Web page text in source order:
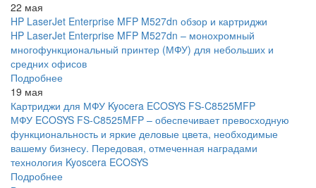
22 мая
HP LaserJet Enterprise MFP M527dn обзор и картриджи
HP LaserJet Enterprise MFP M527dn – монохромный
многофункциональный принтер (МФУ) для небольших и
средних офисов
Подробнее
19 мая
Картриджи для МФУ Kyocera ECOSYS FS-C8525MFP
МФУ ECOSYS FS-C8525MFP – обеспечивает превосходную
функциональность и яркие деловые цвета, необходимые
вашему бизнесу. Передовая, отмеченная наградами
технология Kyoscera ECOSYS
Подробнее